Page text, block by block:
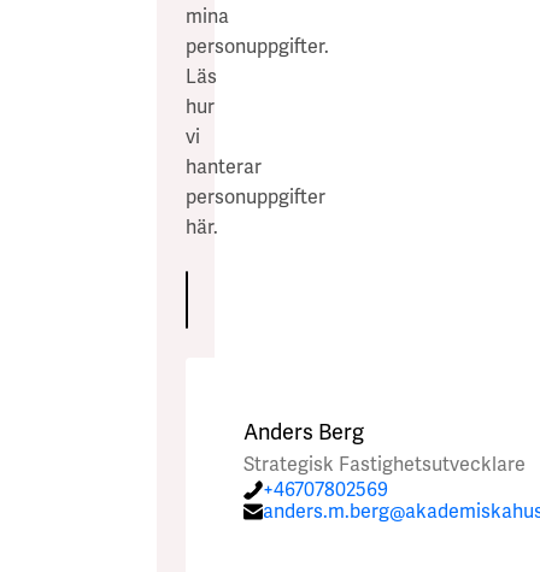
mina
personuppgifter.
Läs
hur
vi
hanterar
personuppgifter
här.
Anders Berg
Strategisk Fastighetsutvecklare
+46707802569